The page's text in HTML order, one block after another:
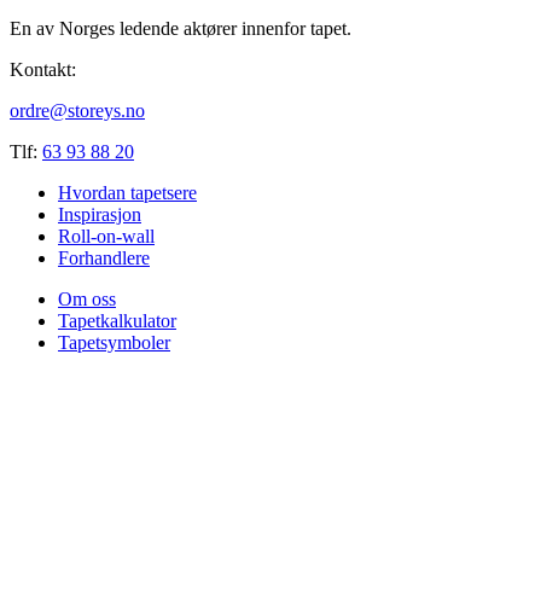
En av Norges ledende aktører innenfor tapet.
Kontakt:
ordre@storeys.no
Tlf: 63 93 88 20
Hvordan tapetsere
Inspirasjon
Roll-on-wall
Forhandlere
Om oss
Tapetkalkulator
Tapetsymboler